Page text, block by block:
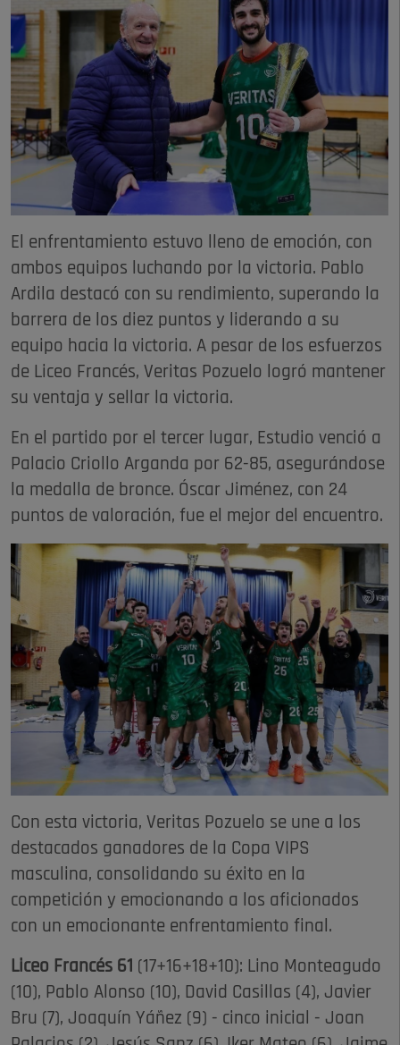
El enfrentamiento estuvo lleno de emoción, con
ambos equipos luchando por la victoria. Pablo
Ardila destacó con su rendimiento, superando la
barrera de los diez puntos y liderando a su
equipo hacia la victoria. A pesar de los esfuerzos
de Liceo Francés, Veritas Pozuelo logró mantener
su ventaja y sellar la victoria.
En el partido por el tercer lugar, Estudio venció a
Palacio Criollo Arganda por 62-85, asegurándose
la medalla de bronce. Óscar Jiménez, con 24
puntos de valoración, fue el mejor del encuentro.
Con esta victoria, Veritas Pozuelo se une a los
destacados ganadores de la Copa VIPS
masculina, consolidando su éxito en la
competición y emocionando a los aficionados
con un emocionante enfrentamiento final.
Liceo Francés 61 (17+16+18+10): Lino Monteagudo
(10), Pablo Alonso (10), David Casillas (4), Javier
Bru (7), Joaquín Yáñez (9) - cinco inicial - Joan